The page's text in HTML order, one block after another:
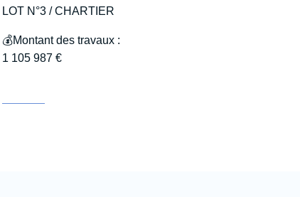
LOT N°3 / CHARTIER
💰Montant des travaux :
1 105 987 €